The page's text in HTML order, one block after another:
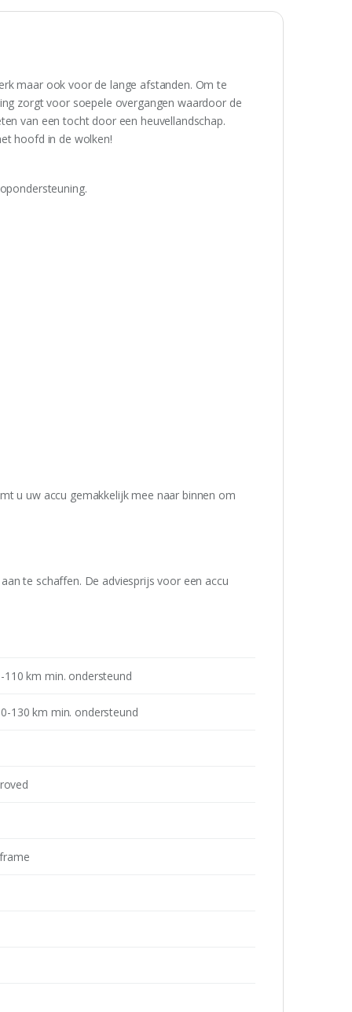
maar ook voor de lange afstanden. Om te
zorgt voor soepele overgangen waardoor de
van een tocht door een heuvellandschap.
hoofd in de wolken!
u uw accu gemakkelijk mee naar binnen om
te schaffen. De adviesprijs voor een accu
km min. ondersteund
130 km min. ondersteund